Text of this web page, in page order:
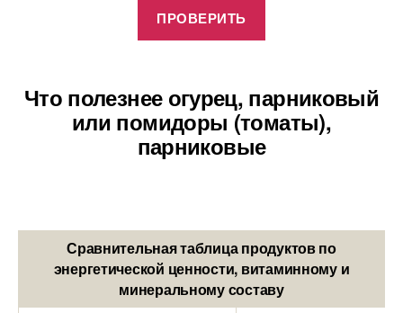
Что полезнее огурец, парниковый
или помидоры (томаты),
парниковые
Сравнительная таблица продуктов по
энергетической ценности, витаминному и
минеральному составу